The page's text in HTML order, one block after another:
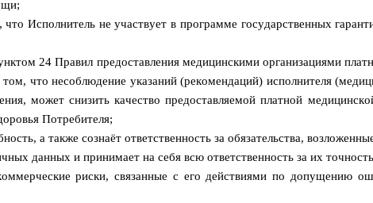
Исполнитель не участвует в программе государственных
24 Правил предоставления медицинскими организациями
что несоблюдение указаний (рекомендаций) исполнителя
может снизить качество предоставляемой платной
Потребителя;
а также сознаёт ответственность за обязательства,
данных и принимает на себя всю ответственность за их
риски, связанные с его действиями по допущению